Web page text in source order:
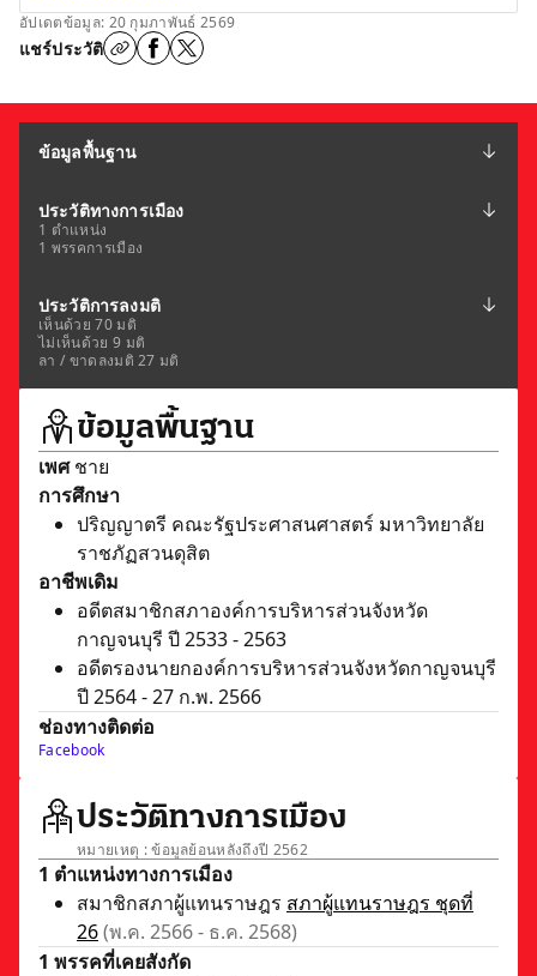
อัปเดตข้อมูล: 20 กุมภาพันธ์ 2569
แชร์ประวัติ
ข้อมูลพื้นฐาน
ประวัติทางการเมือง
1 ตำแหน่ง
1 พรรคการเมือง
ประวัติการลงมติ
เห็นด้วย 70 มติ
ไม่เห็นด้วย 9 มติ
ลา / ขาดลงมติ 27 มติ
ข้อมูลพื้นฐาน
เพศชาย
การศึกษา
ปริญญาตรี คณะรัฐประศาสนศาสตร์ มหาวิทยาลัย
ราชภัฏสวนดุสิต
อาชีพเดิม
อดีตสมาชิกสภาองค์การบริหารส่วนจังหวัด
กาญจนบุรี ปี 2533 - 2563
อดีตรองนายกองค์การบริหารส่วนจังหวัดกาญจนบุรี
ปี 2564 - 27 ก.พ. 2566
ช่องทางติดต่อ
Facebook
ประวัติทางการเมือง
หมายเหตุ : ข้อมูลย้อนหลังถึงปี 2562
1 ตำแหน่งทางการเมือง
สมาชิกสภาผู้แทนราษฎร สภาผู้แทนราษฎร ชุดที่
26(พ.ค. 2566 - ธ.ค. 2568)
1 พรรคที่เคยสังกัด